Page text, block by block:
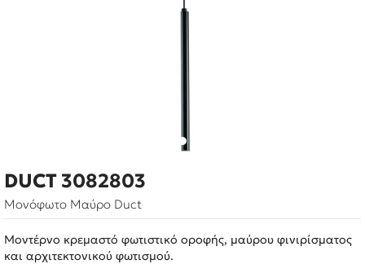
DUCT 3082803
Μονόφωτο Μαύρο Duct
Μοντέρνο κρεμαστό φωτιστικό οροφής, μαύρου φινιρίσματος
και αρχιτεκτονικού φωτισμού.